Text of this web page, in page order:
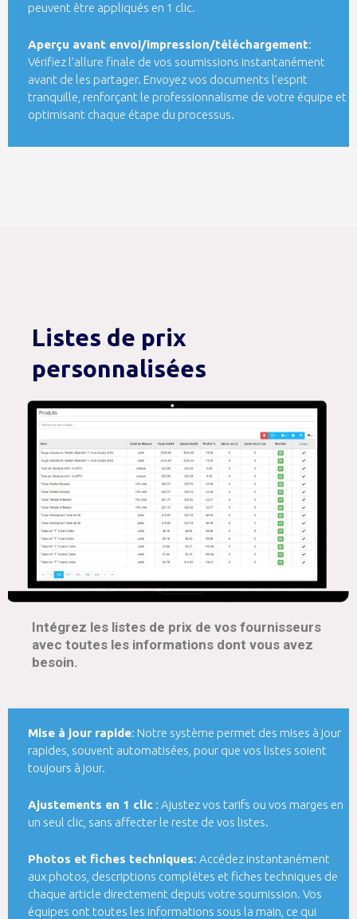
peuvent être appliqués en 1 clic.
Aperçu avant envoi/impression/téléchargement:
Vérifiez l’allure finale de vos soumissions instantanément
avant de les partager. Envoyez vos documents l’esprit
tranquille, renforçant le professionnalisme de votre équipe et
optimisant chaque étape du processus.
Listes de prix
personnalisées
Intégrez les listes de prix de vos fournisseurs
avec toutes les informations dont vous avez
besoin.
Mise à jour rapide: Notre système permet des mises à jour
rapides, souvent automatisées, pour que vos listes soient
toujours à jour.
Ajustements en 1 clic : Ajustez vos tarifs ou vos marges en
un seul clic, sans affecter le reste de vos listes.
Photos et fiches techniques: Accédez instantanément
aux photos, descriptions complètes et fiches techniques de
chaque article directement depuis votre soumission. Vos
équipes ont toutes les informations sous la main, ce qui